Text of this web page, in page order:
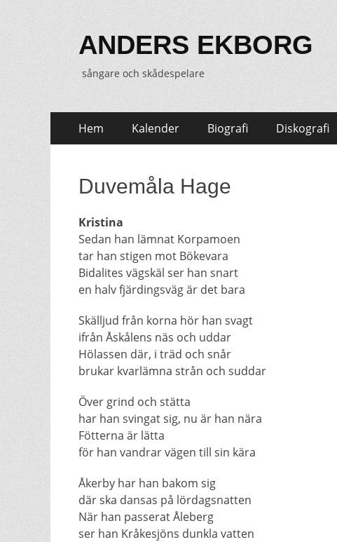
ANDERS EKBORG
sångare och skådespelare
Primär
meny
Hem Kalender Biografi Diskografi
Duvemåla Hage
Kristina
Sedan han lämnat Korpamoen
tar han stigen mot Bökevara
Bidalites vägskäl ser han snart
en halv fjärdingsväg är det bara
Skälljud från korna hör han svagt
ifrån Åskålens näs och uddar
Hölassen där, i träd och snår
brukar kvarlämna strån och suddar
Över grind och stätta
har han svingat sig, nu är han nära
Fötterna är lätta
för han vandrar vägen till sin kära
Åkerby har han bakom sig
där ska dansas på lördagsnatten
När han passerat Åleberg
ser han Kråkesjöns dunkla vatten